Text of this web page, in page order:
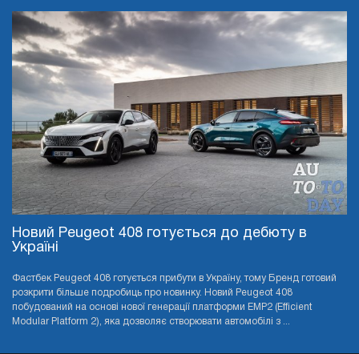
Новий Peugeot 408 готується до дебюту в
Україні
Фастбек Peugeot 408 готується прибути в Україну, тому Бренд готовий
розкрити більше подробиць про новинку. Новий Peugeot 408
побудований на основі нової генерації платформи EMP2 (Efficient
Modular Platform 2), яка дозволяє створювати автомобілі з ...